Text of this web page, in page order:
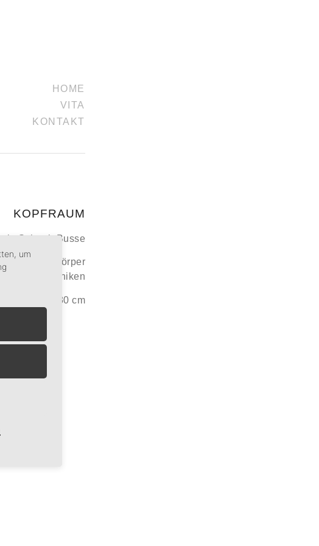
HOME
VITA
KONTAKT
KOPFRAUM
Schenk-Busse
auf Betonkörper
Mischtechniken
51 cm x 30 cm
um